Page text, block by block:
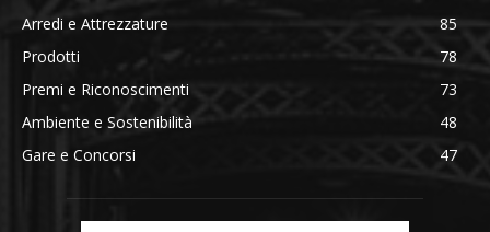
Arredi e Attrezzature
85
Prodotti
78
Premi e Riconoscimenti
73
Ambiente e Sostenibilità
48
Gare e Concorsi
47